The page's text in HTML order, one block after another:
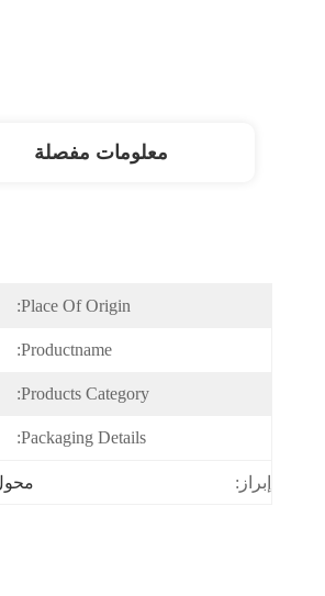
معلومات مفصلة
Place Of Origin:
Productname:
Products Category:
Packaging Details:
إبراز: